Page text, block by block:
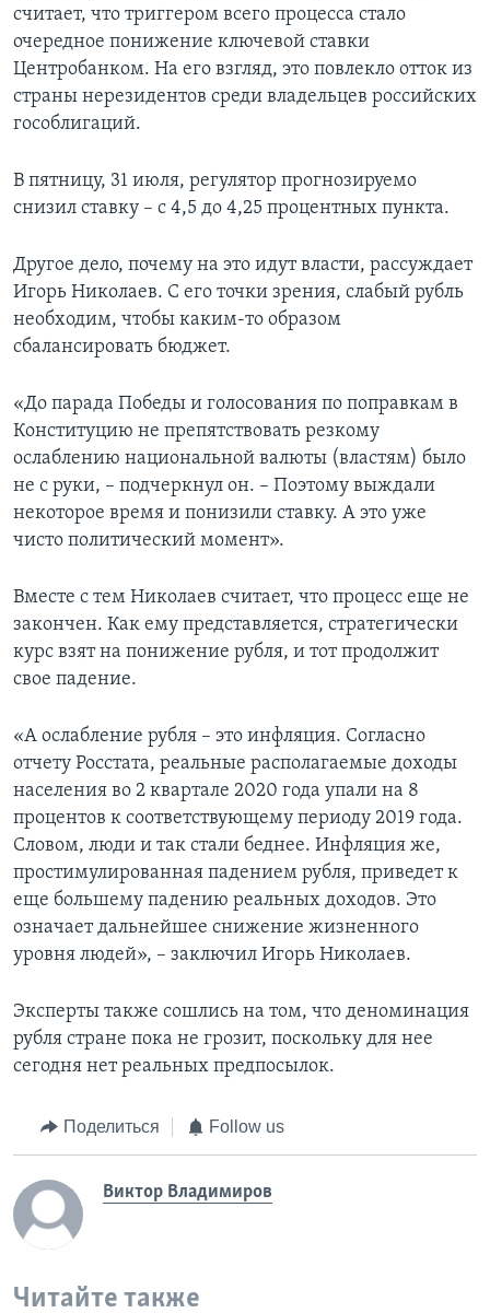
считает, что триггером всего процесса стало
очередное понижение ключевой ставки
Центробанком. На его взгляд, это повлекло отток из
страны нерезидентов среди владельцев российских
гособлигаций.
В пятницу, 31 июля, регулятор прогнозируемо
снизил ставку – с 4,5 до 4,25 процентных пункта.
Другое дело, почему на это идут власти, рассуждает
Игорь Николаев. С его точки зрения, слабый рубль
необходим, чтобы каким-то образом
сбалансировать бюджет.
«До парада Победы и голосования по поправкам в
Конституцию не препятствовать резкому
ослаблению национальной валюты (властям) было
не с руки, – подчеркнул он. – Поэтому выждали
некоторое время и понизили ставку. А это уже
чисто политический момент».
Вместе с тем Николаев считает, что процесс еще не
закончен. Как ему представляется, стратегически
курс взят на понижение рубля, и тот продолжит
свое падение.
«А ослабление рубля – это инфляция. Согласно
отчету Росстата, реальные располагаемые доходы
населения во 2 квартале 2020 года упали на 8
процентов к соответствующему периоду 2019 года.
Словом, люди и так стали беднее. Инфляция же,
простимулированная падением рубля, приведет к
еще большему падению реальных доходов. Это
означает дальнейшее снижение жизненного
уровня людей», – заключил Игорь Николаев.
Эксперты также сошлись на том, что деноминация
рубля стране пока не грозит, поскольку для нее
сегодня нет реальных предпосылок.
Поделиться Follow us
Виктор Владимиров
Читайте также